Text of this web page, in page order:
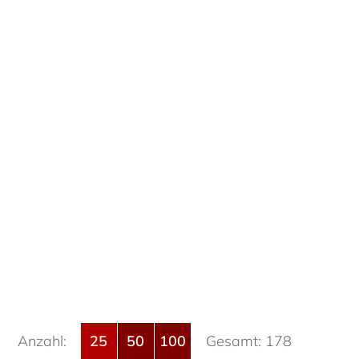
Anzahl: 25 50 100 Gesamt: 178